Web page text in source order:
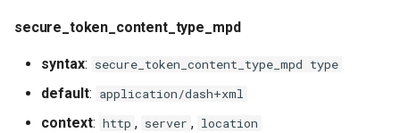
scrypt
session
secure_token_content_type_mpd
syntax: secure_token_content_type_mpd type
default: application/dash+xml
context: http , server , location